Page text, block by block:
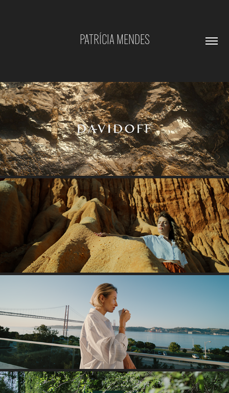
PATRÍCIA MENDES
ZINO DAVIDOFF
AQUA COLONIA - FIG & VETIVER SPOT
HYATT REGENCY HOTEL